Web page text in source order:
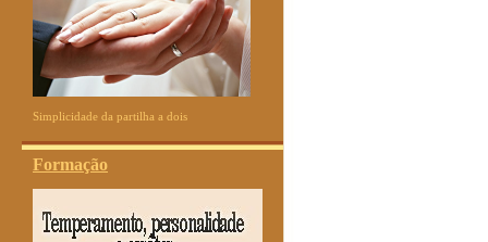
Simplicidade da partilha a dois
Formação